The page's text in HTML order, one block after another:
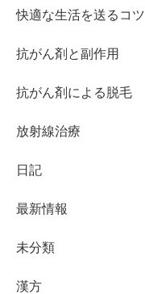
快適な生活を送るコツ
抗がん剤と副作用
抗がん剤による脱毛
放射線治療
日記
最新情報
未分類
漢方